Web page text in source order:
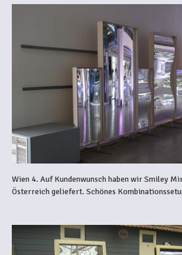
Wien 4. Auf Kundenwunsch haben wir Smiley
Österreich geliefert. Schönes